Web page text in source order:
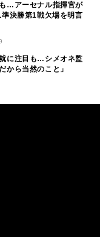
…アーセナル指揮官が
決勝第1戦欠場を明言
に注目も…シメオネ監
から当然のこと」